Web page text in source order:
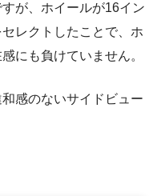
が、ホイールが16イン
レクトしたことで、ホ
にも負けていません。
感のないサイドビュー